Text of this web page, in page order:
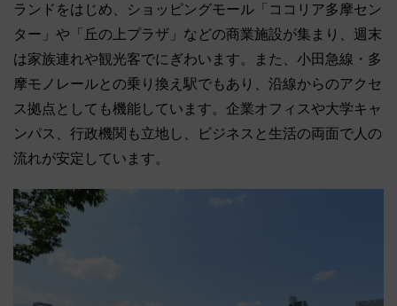
ランドをはじめ、ショッピングモール「ココリア多摩セン
ター」や「丘の上プラザ」などの商業施設が集まり、週末
は家族連れや観光客でにぎわいます。また、小田急線・多
摩モノレールとの乗り換え駅でもあり、沿線からのアクセ
ス拠点としても機能しています。企業オフィスや大学キャ
ンパス、行政機関も立地し、ビジネスと生活の両面で人の
流れが安定しています。